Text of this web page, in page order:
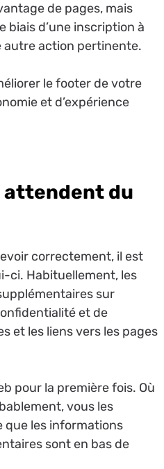
de pages, mais
biais d’une inscription à
autre action pertinente.
le footer de votre
et d’expérience
attendent du
correctement, il est
ci. Habituellement, les
sur
et de
et les liens vers les pages
pour la première fois. Où
vous les
que les informations
sont en bas de